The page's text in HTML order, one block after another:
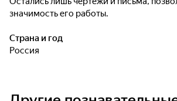
значимость его работы.
Страна и год
Россия